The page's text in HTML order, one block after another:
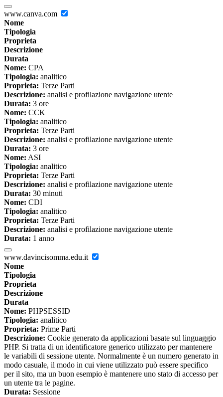
www.canva.com
Nome
Tipologia
Proprieta
Descrizione
Durata
Nome: CPA
Tipologia: analitico
Proprieta: Terze Parti
Descrizione: analisi e profilazione navigazione utente
Durata: 3 ore
Nome: CCK
Tipologia: analitico
Proprieta: Terze Parti
Descrizione: analisi e profilazione navigazione utente
Durata: 3 ore
Nome: ASI
Tipologia: analitico
Proprieta: Terze Parti
Descrizione: analisi e profilazione navigazione utente
Durata: 30 minuti
Nome: CDI
Tipologia: analitico
Proprieta: Terze Parti
Descrizione: analisi e profilazione navigazione utente
Durata: 1 anno
www.davincisomma.edu.it
Nome
Tipologia
Proprieta
Descrizione
Durata
Nome: PHPSESSID
Tipologia: analitico
Proprieta: Prime Parti
Descrizione: Cookie generato da applicazioni basate sul linguaggio
PHP. Si tratta di un identificatore generico utilizzato per mantenere
le variabili di sessione utente. Normalmente è un numero generato in
modo casuale, il modo in cui viene utilizzato può essere specifico
per il sito, ma un buon esempio è mantenere uno stato di accesso per
un utente tra le pagine.
Durata: Sessione